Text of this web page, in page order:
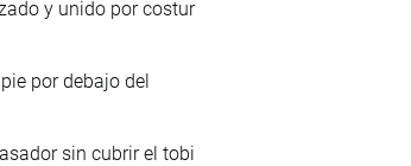
y unido por costur
por debajo del
sin cubrir el tobi